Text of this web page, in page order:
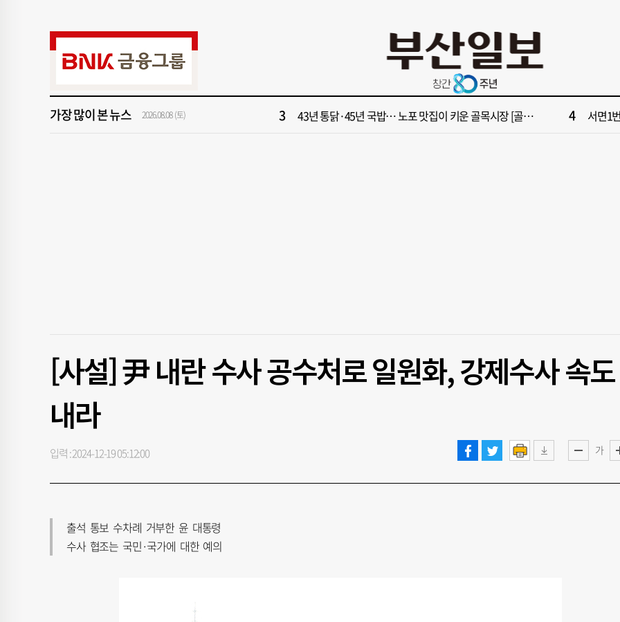
가장 많이 본 뉴스 2026.08.08 (토)
[부산일보 오늘의 운세] 8월 7일(음 6월 25일) [부산
43년 통닭·45년 국밥… 노포 맛집이 키운 골목시장 [골목시장, 다시 장날] 서면
5 [단독] 부산공동어시장 현대화 사업 현장서 오염토 발견 6 ‘대한
[사설] 尹 내란 수사 공수처로 일원화, 강제수사 속도
내라
가
입력 : 2024-12-19 05:12:00
출석 통보 수차례 거부한 윤 대통령
수사 협조는 국민·국가에 대한 예의